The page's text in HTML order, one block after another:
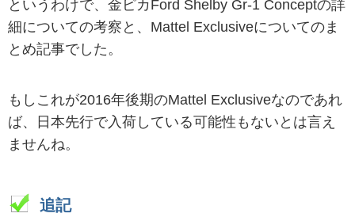
というわけで、金ピカFord Shelby Gr-1 Conceptの詳
細についての考察と、Mattel Exclusiveについてのま
とめ記事でした。
もしこれが2016年後期のMattel Exclusiveなのであれ
ば、日本先行で入荷している可能性もないとは言え
ませんね。
追記